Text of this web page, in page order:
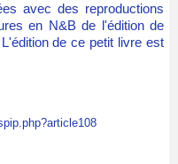
avec des reproductions
en N&B de l'édition de
de ce petit livre est